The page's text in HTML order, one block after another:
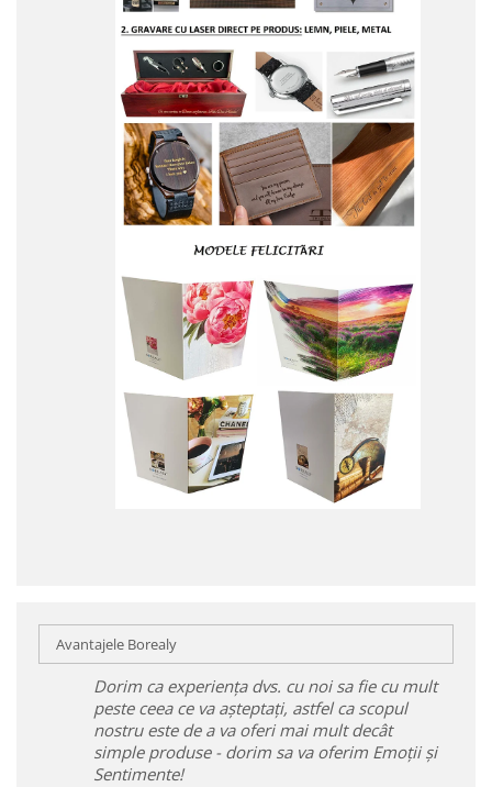
Avantajele Borealy
Dorim ca experiența dvs. cu noi sa fie cu mult
peste ceea ce va așteptați, astfel ca scopul
nostru este de a va oferi mai mult decât
simple produse - dorim sa va oferim Emoții și
Sentimente!